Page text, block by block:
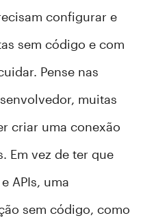
configurar e
sem código e com
Pense nas
muitas
criar uma conexão
Em vez de ter que
APIs, uma
sem código, como